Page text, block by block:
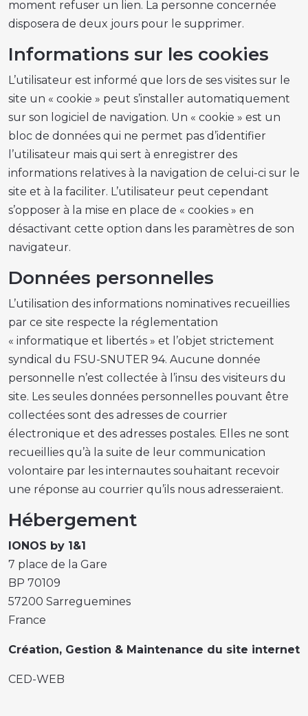
moment refuser un lien. La personne concernée
disposera de deux jours pour le supprimer.
Informations sur les cookies
L’utilisateur est informé que lors de ses visites sur le
site un « cookie » peut s’installer automatiquement
sur son logiciel de navigation. Un « cookie » est un
bloc de données qui ne permet pas d’identifier
l’utilisateur mais qui sert à enregistrer des
informations relatives à la navigation de celui-ci sur le
site et à la faciliter. L’utilisateur peut cependant
s’opposer à la mise en place de « cookies » en
désactivant cette option dans les paramètres de son
navigateur.
Données personnelles
L’utilisation des informations nominatives recueillies
par ce site respecte la réglementation
« informatique et libertés » et l’objet strictement
syndical du FSU-SNUTER 94. Aucune donnée
personnelle n’est collectée à l’insu des visiteurs du
site. Les seules données personnelles pouvant être
collectées sont des adresses de courrier
électronique et des adresses postales. Elles ne sont
recueillies qu’à la suite de leur communication
volontaire par les internautes souhaitant recevoir
une réponse au courrier qu’ils nous adresseraient.
Hébergement
IONOS by 1&1
7 place de la Gare
BP 70109
57200 Sarreguemines
France
Création, Gestion & Maintenance du site internet
CED-WEB